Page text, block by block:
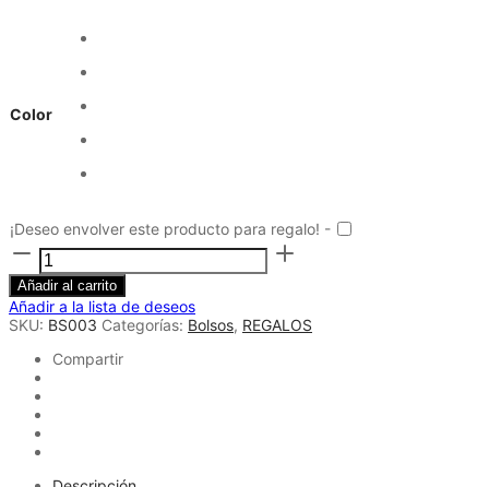
Color
¡Deseo envolver este producto para regalo! -
Bolso
acolchado
nylon
-
Bomber
Añadir al carrito
Añadir a la lista de deseos
SKU: BS003 Categorías: Bolsos, REGALOS
Compartir